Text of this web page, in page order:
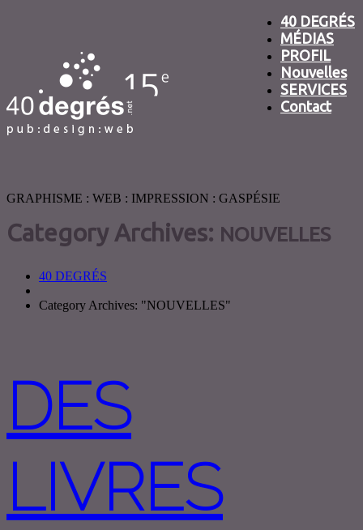
GRAPHISME : WEB : IMPRESSION : GASPÉSIE
40 DEGRÉS
MÉDIAS
PROFIL
Nouvelles
SERVICES
Contact
Category Archives: NOUVELLES
40 DEGRÉS
Category Archives: "NOUVELLES"
DES
LIVRES